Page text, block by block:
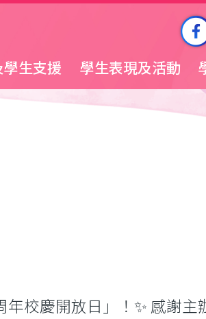
生支援 學生表現及活動
校慶開放日」！✨ 感謝主